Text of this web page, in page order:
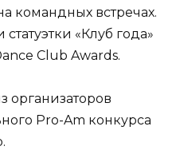
командных встречах.
«Клуб года»
Club Awards.
организаторов
Pro-Am конкурса